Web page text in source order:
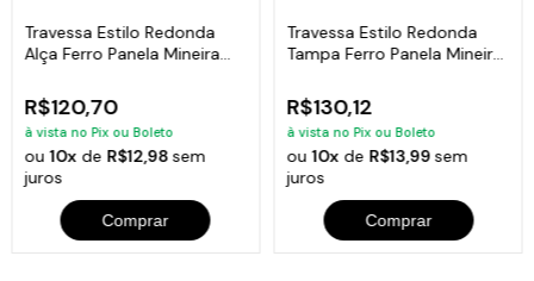
Travessa Estilo Redonda
Alça Ferro Panela Mineira
R$120,70
à vista no Pix ou Boleto
ou10x de R$12,98sem
juros
Comprar
Travessa Estilo Redonda
Tampa Ferro Panela Mineira
R$130,12
à vista no Pix ou Boleto
ou10x de R$13,99sem
juros
Comprar